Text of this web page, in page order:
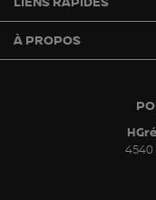
4540
À PROPOS